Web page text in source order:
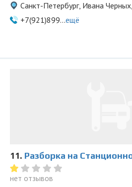
Санкт-Петербург, Ивана
+7(921)899...ещё
11. Разборка на
нет отзывов